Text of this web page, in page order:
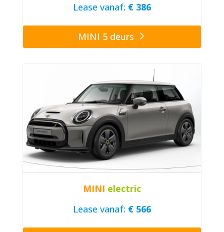
Lease vanaf: € 386
MINI 5 deurs
MINI electric
Lease vanaf: € 566